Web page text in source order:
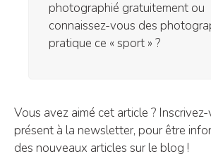
photographié gratuitement ou
connaissez-vous des
pratique ce « sport » ?
Vous avez aimé cet article ?
présent à la newsletter, pour être
des nouveaux articles sur le blog !